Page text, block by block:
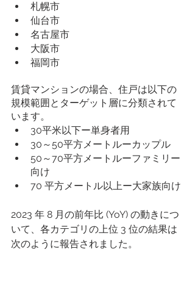
札幌市
仙台市
名古屋市
大阪市
福岡市
賃貸マンションの場合、住戸は以下の
規模範囲とターゲット層に分類されて
います。
30平米以下ー単身者用
30～50平方メートルーカップル
50～70平方メートルーファミリー
向け
70 平方メートル以上ー大家族向け
2023 年 8 月の前年比 (YoY) の動きにつ
いて、各カテゴリの上位 3 位の結果は
次のように報告されました。